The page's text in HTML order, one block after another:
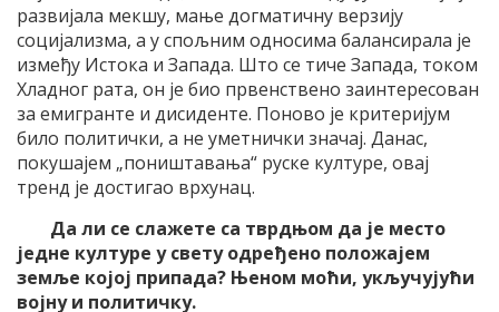
развијала мекшу, мање догматичну верзију
социјализма, а у спољним односима балансирала је
између Истока и Запада. Што се тиче Запада, током
Хладног рата, он је био првенствено заинтересован
за емигранте и дисиденте. Поново је критеријум
било политички, а не уметнички значај. Данас,
покушајем „поништавања“ руске културе, овај
тренд је достигао врхунац.
Да ли се слажете са тврдњом да је место
једне културе у свету одређено положајем
земље којој припада? Њеном моћи, укључујући
војну и политичку.